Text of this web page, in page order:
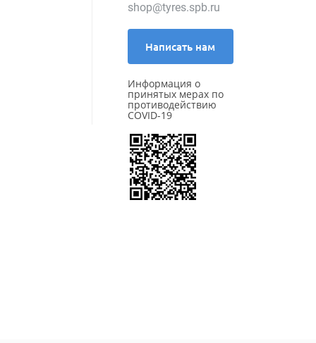
shop@tyres.spb.ru
Написать нам
Информация о
принятых мерах по
противодействию
COVID-19